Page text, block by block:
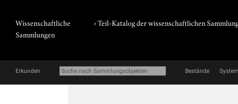
Wissenschaftliche
Sammlungen
› Teil-Katalog der wissenschaftlichen
Erkunden Bestände